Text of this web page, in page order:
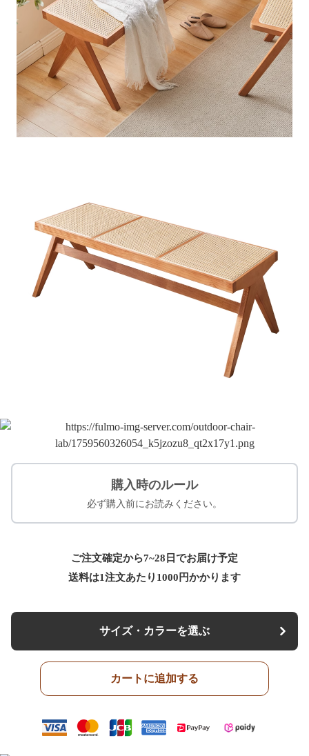
購入時のルール
必ず購入前にお読みください。
ご注文確定から7~28日でお届け予定
送料は1注文あたり 1000 円かかります
サイズ・カラーを選ぶ
カートに追加する